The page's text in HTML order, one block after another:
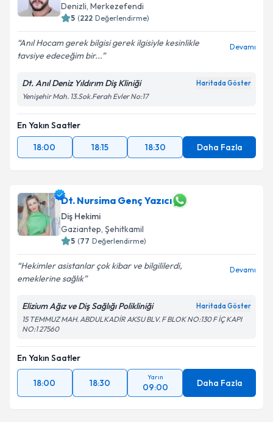
Denizli, Merkezefendi
5 (222 Değerlendirme)
Anıl Hocam gerek bilgisi gerek ilgisiyle kesinlikle
tavsiye edeceğim bir...
Devamı
Dt. Anıl Deniz Yıldırım Diş Kliniği Haritada Göster
Yenişehir Mah. 13.Sok.Ferah Evler No:17
En Yakın Saatler
18:00
18:15 18:30 Daha Fazla
Dt. Nursima Genç Yazıcı
Diş Hekimi
Gaziantep, Şehitkamil
5 (77 Değerlendirme)
Hekimler asistanlar çok kibar ve bilgililerdi,
emeklerine sağlık
Devamı
Elizium Ağız ve Diş Sağlığı Polikliniği Haritada Göster
15 TEMMUZ MAH. ABDULKADİR AKSU BLV. F BLOK NO:130 F İÇ KAPI
NO:1 27560
En Yakın Saatler
18:00 18:30
Yarın
09:00 Daha Fazla